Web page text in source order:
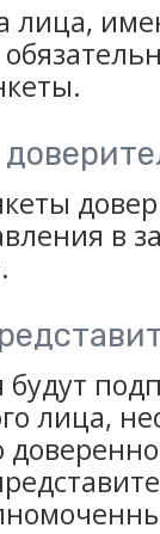
лица,
в
будут
лица,